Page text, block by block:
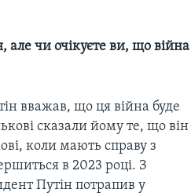
чи очікуєте ви, що війна
вважав, що ця війна буде
сказали йому те, що він
коли мають справу з
в 2023 році. З
Путін потрапив у